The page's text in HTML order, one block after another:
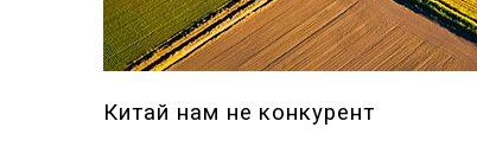
Китай нам не конкурент